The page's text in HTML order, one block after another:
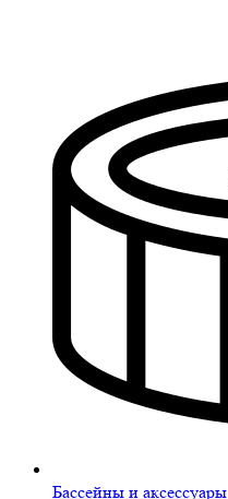
Бассейны и аксессуары